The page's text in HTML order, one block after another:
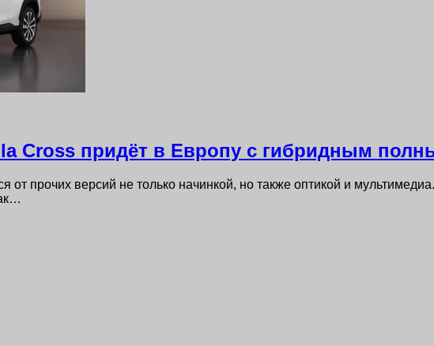
Cross придёт в Европу с гибридным
от прочих версий не только начинкой, но также оптикой и